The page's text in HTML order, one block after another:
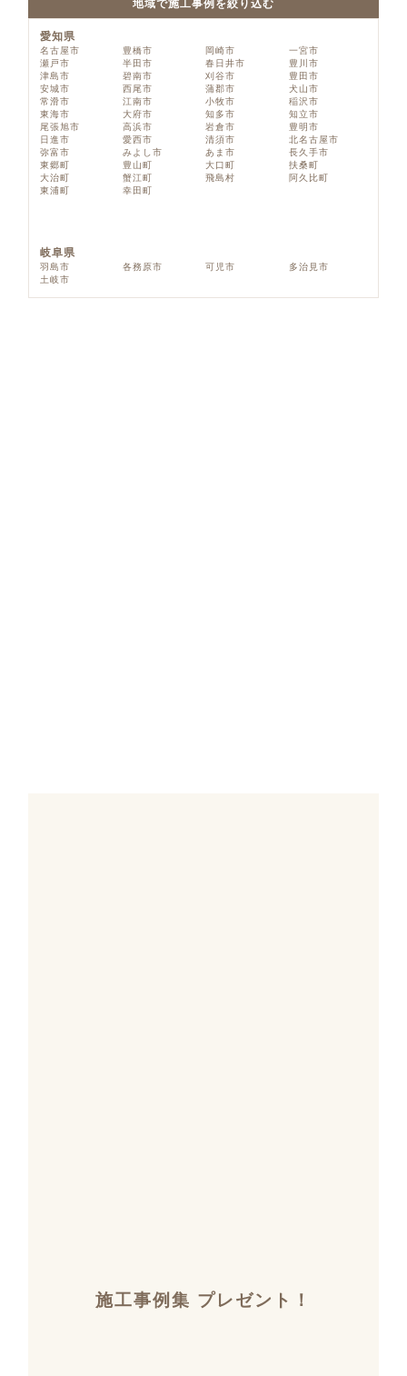
地域で施工事例を絞り込む
愛知県
名古屋市 豊橋市 岡崎市
一宮市
瀬戸市
半田市 春日井市
豊川市
津島市
碧南市 刈谷市
豊田市
安城市
西尾市 蒲郡市
犬山市
常滑市
江南市 小牧市
稲沢市
東海市
大府市 知多市
知立市
尾張旭市
高浜市 岩倉市
豊明市
日進市
愛西市 清須市
北名古屋市
弥富市
みよし市 あま市
長久手市
東郷町
豊山町 大口町
扶桑町
大治町
蟹江町 飛島村
阿久比町
東浦町
幸田町
岐阜県
羽島市 各務原市 可児市
多治見市
土岐市
施工事例集 プレゼント！